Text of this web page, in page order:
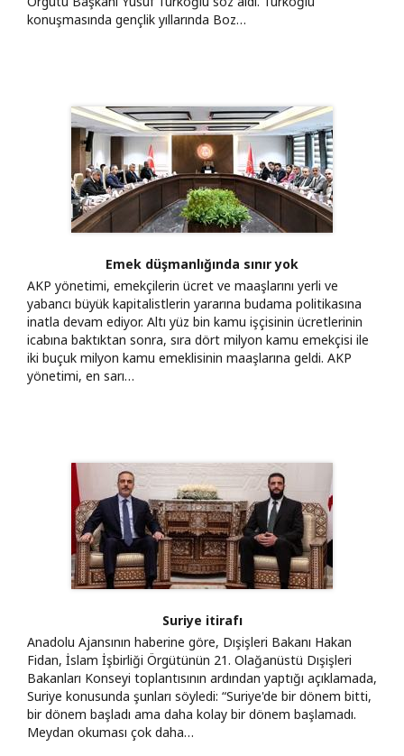
konuşmasında gençlik yıllarında Boz…
Emek düşmanlığında sınır yok
AKP yönetimi, emekçilerin ücret ve maaşlarını yerli ve
yabancı büyük kapitalistlerin yararına budama politikasına
inatla devam ediyor. Altı yüz bin kamu işçisinin ücretlerinin
icabına baktıktan sonra, sıra dört milyon kamu emekçisi ile
iki buçuk milyon kamu emeklisinin maaşlarına geldi. AKP
yönetimi, en sarı…
Suriye itirafı
Anadolu Ajansının haberine göre, Dışişleri Bakanı Hakan
Fidan, İslam İşbirliği Örgütünün 21. Olağanüstü Dışişleri
Bakanları Konseyi toplantısının ardından yaptığı açıklamada,
Suriye konusunda şunları söyledi: “Suriye'de bir dönem bitti,
bir dönem başladı ama daha kolay bir dönem başlamadı.
Meydan okuması çok daha…